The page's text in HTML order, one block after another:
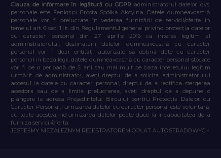
Clauza de informare în legătură cu GDPR administratorul datelor dvs.
personale este Feniqs.pl Prosta Spółka Akcyjna. Datele dumneavoastră
personale vor fi prelucrate în vederea furnizării de servicii/oferte în
temeiul art. 6 sec. 1 lit. din Regulamentul general privind protecția datelor
cu caracter personal din 27 aprilie 2016 ca interes legitim al
administratorului, destinatarii datelor dumneavoastră cu caracter
personal vor fi doar entități autorizate să obțină date cu caracter
personal în baza legii, datele dumneavoastră cu caracter personal stocate
vor fi pe o perioadă de 5 ani sau mai mult pe baza interesului legitim
urmărit de administrator, aveți dreptul de a solicita administratorului
accesul la datele cu caracter personal, dreptul de a rectifica ștergerea
acestora sau de a limita prelucrarea, aveți dreptul de a depune o
plângere la adresa Președintelui Biroului pentru Protecția Datelor cu
Caracter Personal, furnizarea datelor cu caracter personal este voluntară,
cu toate acestea, nefurnizarea datelor poate duce la incapacitatea de a
furniza servicii/oferta.
JESTEŚMY NIEZALEŻNYM REJESTRATOREM OPŁAT AUTOSTRADOWYCH